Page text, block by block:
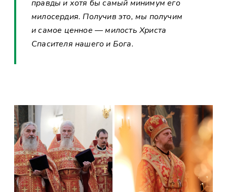
правды и хотя бы самый минимум его
милосердия. Получив это, мы получим
и самое ценное — милость Христа
Спасителя нашего и Бога.